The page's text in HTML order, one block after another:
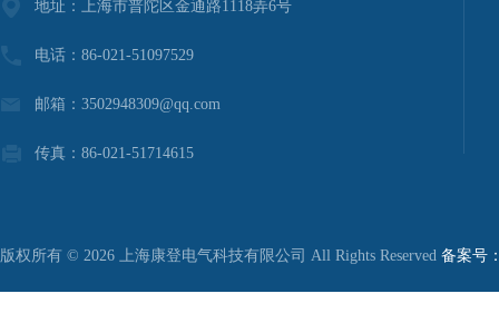
地址：上海市普陀区金通路1118弄6号
电话：86-021-51097529
邮箱：3502948309@qq.com
传真：86-021-51714615
版权所有 © 2026 上海康登电气科技有限公司 All Rights Reserved 备案号